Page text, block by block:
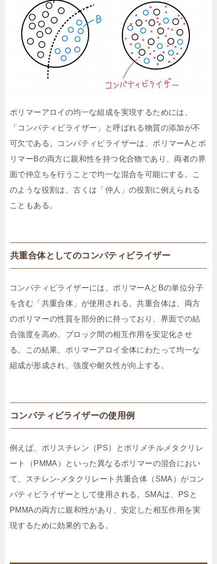
ポリマーアロイの均一な組成を実現するためには、
「コンパティビライザー」と呼ばれる物質の添加が不
可欠である。コンパティビライザーは、ポリマーAとポ
リマーBの両方に親和性を持つ化合物であり、両者の界
面で仲立ちを行うことで均一な混合を可能にする。こ
のような役割は、古くは「仲人」の役割に例えられる
こともある。
共重合体としてのコンパティビライザー
コンパティビライザーには、ポリマーAとBの単位分子
を含む「共重合体」が使用される。共重合体は、両方
のポリマーの性質を部分的に持っており、界面での結
合強度を高め、ブロック間の相互作用を安定化させ
る。この結果、ポリマーアロイ全体にわたって均一な
組成が形成され、強度や耐久性が向上する。
コンパティビライザーの使用例
例えば、ポリスチレン（PS）とポリメチルメタクリレ
ート（PMMA）といった異なるポリマーの混合におい
て、スチレン-メタクリレート共重合体（SMA）がコン
パティビライザーとして使用される。SMAは、PSと
PMMAの両方に親和性があり、安定した相互作用を実
現するために効果的である。